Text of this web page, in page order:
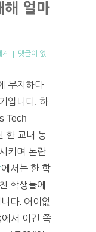
해 얼마
계 | 댓글이 없
무지하다
입니다. 하
Tech
한 교내 동
키며 논란
에서는 한 학
학생들에
다. 어이없
서 이긴 쪽